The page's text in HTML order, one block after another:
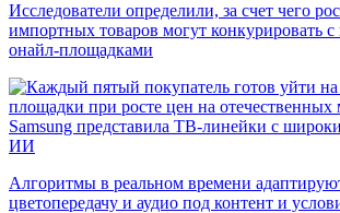
Исследователи определили, за счет чего
импортных товаров могут конкурировать
онайл-площадками
Samsung представила ТВ-линейки с
ИИ
Алгоритмы в реальном времени
цветопередачу и аудио под контент и